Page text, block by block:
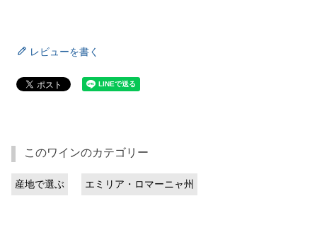
レビューを書く
このワインのカテゴリー
産地で選ぶ エミリア・ロマーニャ州